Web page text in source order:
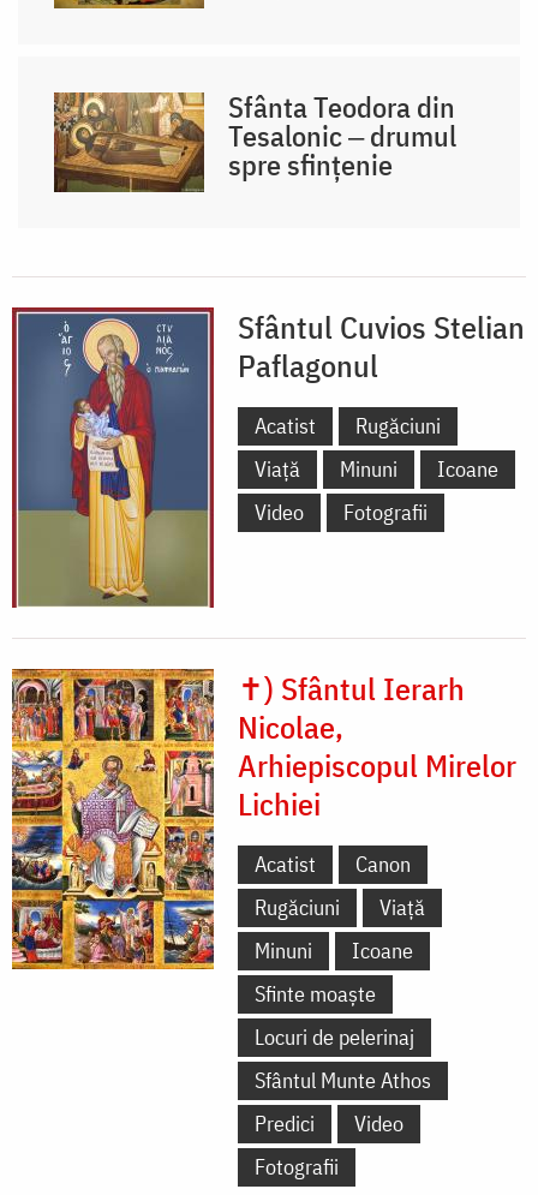
Sfânta Teodora din
Tesalonic ‒ drumul
spre sfințenie
Sfântul Cuvios Stelian
Paflagonul
Acatist
Rugăciuni
Viață
Minuni
Icoane
Video
Fotografii
✝) Sfântul Ierarh
Nicolae,
Arhiepiscopul Mirelor
Lichiei
Acatist
Canon
Rugăciuni
Viață
Minuni
Icoane
Sfinte moaște
Locuri de pelerinaj
Sfântul Munte Athos
Predici
Video
Fotografii